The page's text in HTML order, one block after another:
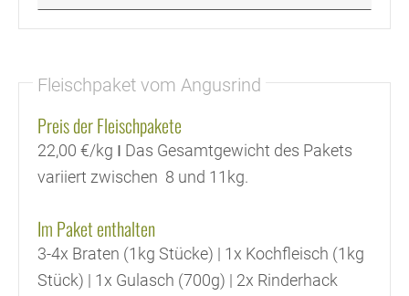
Fleischpaket vom Angusrind
Preis der Fleischpakete
22,00 €/kg Ι Das Gesamtgewicht des Pakets
variiert zwischen 8 und 11kg.
Im Paket enthalten
3-4x Braten (1kg Stücke) | 1x Kochfleisch (1kg
Stück) | 1x Gulasch (700g) | 2x Rinderhack